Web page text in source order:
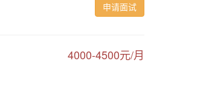
申请面试
4000-4500元/月